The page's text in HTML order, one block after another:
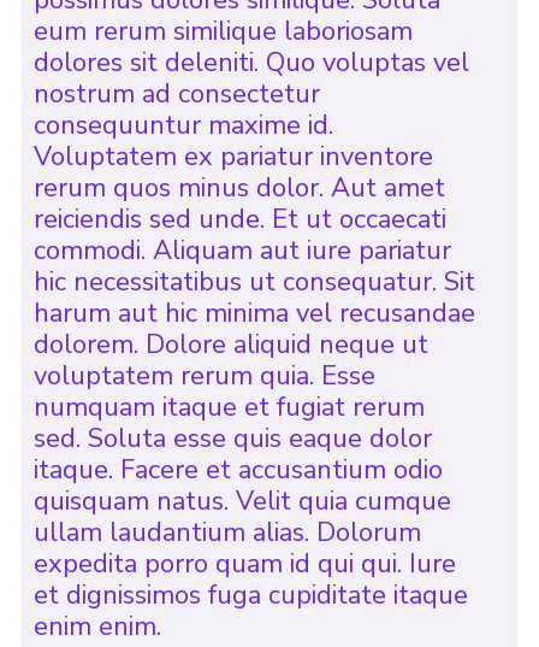
eum rerum similique laboriosam
dolores sit deleniti. Quo voluptas vel
nostrum ad consectetur
consequuntur maxime id.
Voluptatem ex pariatur inventore
rerum quos minus dolor. Aut amet
reiciendis sed unde. Et ut occaecati
commodi. Aliquam aut iure pariatur
hic necessitatibus ut consequatur. Sit
harum aut hic minima vel recusandae
dolorem. Dolore aliquid neque ut
voluptatem rerum quia. Esse
numquam itaque et fugiat rerum
sed. Soluta esse quis eaque dolor
itaque. Facere et accusantium odio
quisquam natus. Velit quia cumque
ullam laudantium alias. Dolorum
expedita porro quam id qui qui. Iure
et dignissimos fuga cupiditate itaque
enim enim.